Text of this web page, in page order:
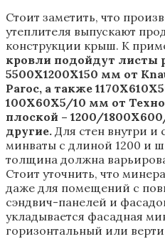
Стоит заметить, что
утеплителя выпускают
конструкции крыш. К
кровли подойдут листы
5500Х1200Х150 мм от
Paroc, а также
100Х60Х5/10 мм от
плоской – 1200/
другие. Для стен внутри и
минваты с длиной 1200 и
толщина должна
Стоит уточнить, что
даже для помещений с
сэндвич-панелей и
укладывается фасадная
горизонтальный или